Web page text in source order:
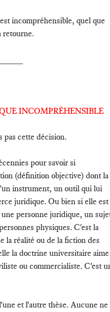
incompréhensible, quel que
retourne.
INCOMPRÉHENSIBLE
pas cette décision.
pour savoir si
(définition objective) dont la
instrument, un outil qui lui
juridique. Ou bien si elle est
personne juridique, un
physiques. C'est la
la réalité ou de la fiction des
la doctrine universitaire aime
ou commercialiste. C'est
et l'autre thèse. Aucune ne